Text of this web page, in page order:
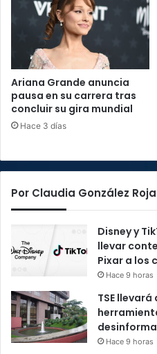
Ariana Grande anuncia
pausa en su carrera tras
concluir su gira mundial
Hace 3 días
Por Claudia González
Disney y
llevar
Pixar a los
Hace 9 horas
TSE
Hace 9 horas